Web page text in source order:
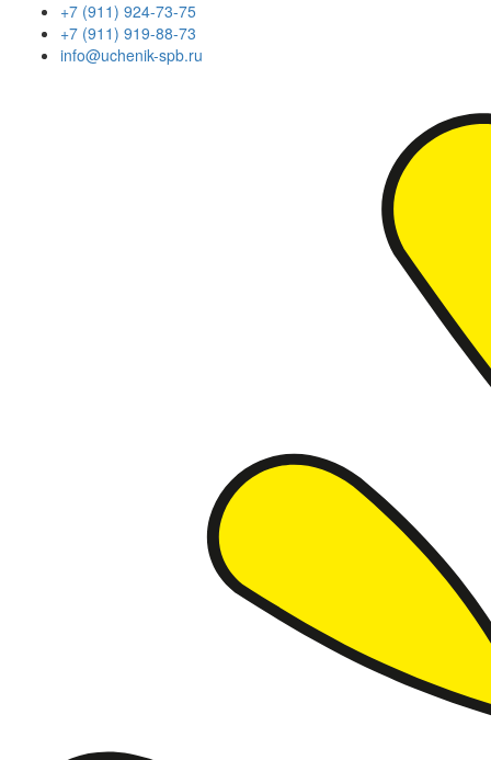
+7 (911) 924-73-75
+7 (911) 919-88-73
info@uchenik-spb.ru